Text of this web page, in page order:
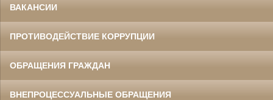
ВАКАНСИИ
ПРОТИВОДЕЙСТВИЕ КОРРУПЦИИ
ОБРАЩЕНИЯ ГРАЖДАН
ВНЕПРОЦЕССУАЛЬНЫЕ ОБРАЩЕНИЯ